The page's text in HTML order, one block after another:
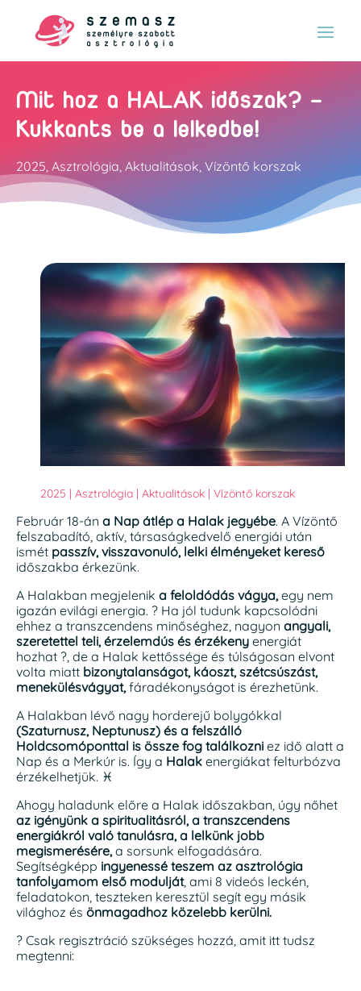
Mit hoz a HALAK időszak? –
Kukkants be a lelkedbe!
2025, Asztrológia, Aktualitások, Vízöntő korszak
2025 | Asztrológia | Aktualitások | Vízöntő korszak
Február 18-án a Nap átlép a Halak jegyébe. A Vízöntő
felszabadító, aktív, társaságkedvelő energiái után
ismét passzív, visszavonuló, lelki élményeket kereső
időszakba érkezünk.
A Halakban megjelenik a feloldódás vágya,egy nem
igazán evilági energia. ? Ha jól tudunk kapcsolódni
ehhez a transzcendens minőséghez, nagyon angyali,
szeretettel teli, érzelemdús és érzékeny energiát
hozhat ?, de a Halak kettőssége és túlságosan elvont
volta miatt bizonytalanságot, káoszt, szétcsúszást,
menekülésvágyat,fáradékonyságot is érezhetünk.
A Halakban lévő nagy horderejű bolygókkal
(Szaturnusz, Neptunusz) és a felszálló
Holdcsomóponttal is össze fog találkozni ez idő alatt a
Nap és a Merkúr is. Így a Halak energiákat felturbózva
érzékelhetjük. ♓
Ahogy haladunk előre a Halak időszakban, úgy nőhet
az igényünk a spiritualitásról, a transzcendens
energiákról való tanulásra, a lelkünk jobb
megismerésére,a sorsunk elfogadására.
Segítségképp ingyenessé teszem az asztrológia
tanfolyamom első modulját, ami 8 videós leckén,
feladatokon, teszteken keresztül segít egy másik
világhoz és önmagadhoz közelebb kerülni.
? Csak regisztráció szükséges hozzá, amit itt tudsz
megtenni: